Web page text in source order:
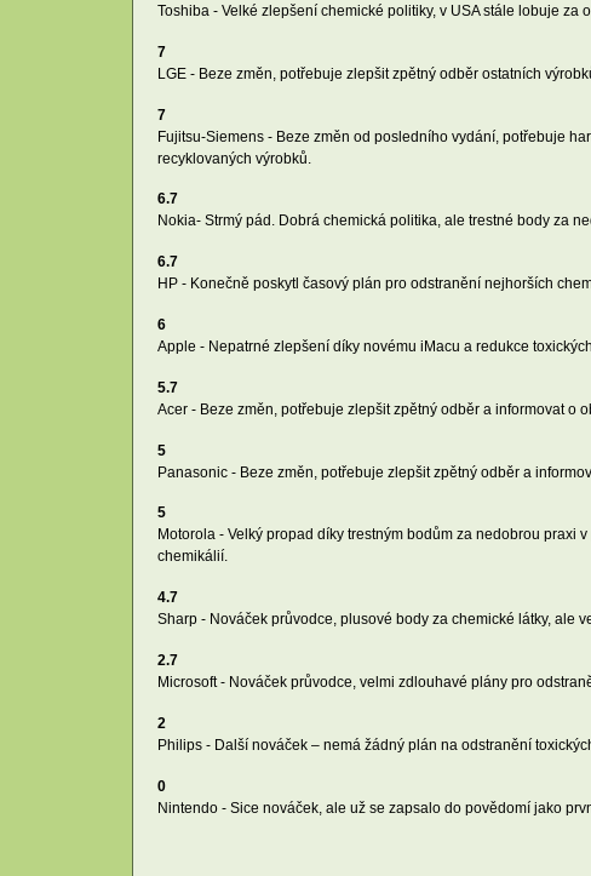
Toshiba - Velké zlepšení chemické politiky, v USA stále lobuje za
7
LGE - Beze změn, potřebuje zlepšit zpětný odběr ostatních
7
Fujitsu-Siemens - Beze změn od posledního vydání, potřebuje
recyklovaných výrobků.
6.7
Nokia- Strmý pád. Dobrá chemická politika, ale trestné body za
6.7
HP - Konečně poskytl časový plán pro odstranění nejhorších
6
Apple - Nepatrné zlepšení díky novému iMacu a redukce
5.7
Acer - Beze změn, potřebuje zlepšit zpětný odběr a informovat o
5
Panasonic - Beze změn, potřebuje zlepšit zpětný odběr a
5
Motorola - Velký propad díky trestným bodům za nedobrou
chemikálií.
4.7
Sharp - Nováček průvodce, plusové body za chemické látky, ale
2.7
Microsoft - Nováček průvodce, velmi zdlouhavé plány pro
2
Philips - Další nováček – nemá žádný plán na odstranění
0
Nintendo - Sice nováček, ale už se zapsalo do povědomí jako